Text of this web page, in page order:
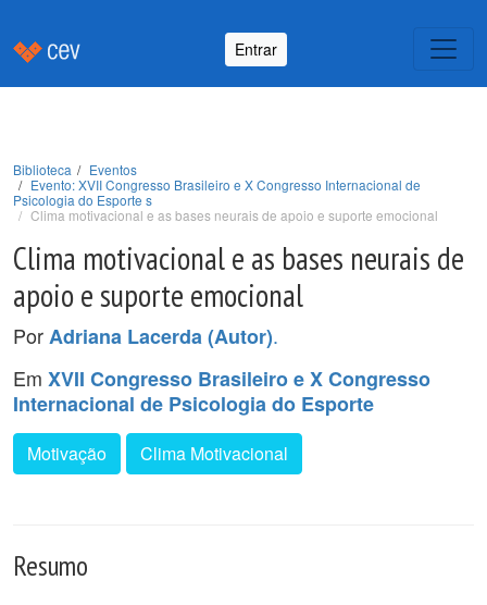
Entrar
Biblioteca
Eventos
Evento: XVII Congresso Brasileiro e X Congresso Internacional de
Psicologia do Esporte s
Clima motivacional e as bases neurais de apoio e suporte emocional
Clima motivacional e as bases neurais de
apoio e suporte emocional
PorAdriana Lacerda (Autor).
Em XVII Congresso Brasileiro e X Congresso
Internacional de Psicologia do Esporte
Motivação Clima Motivacional
Resumo